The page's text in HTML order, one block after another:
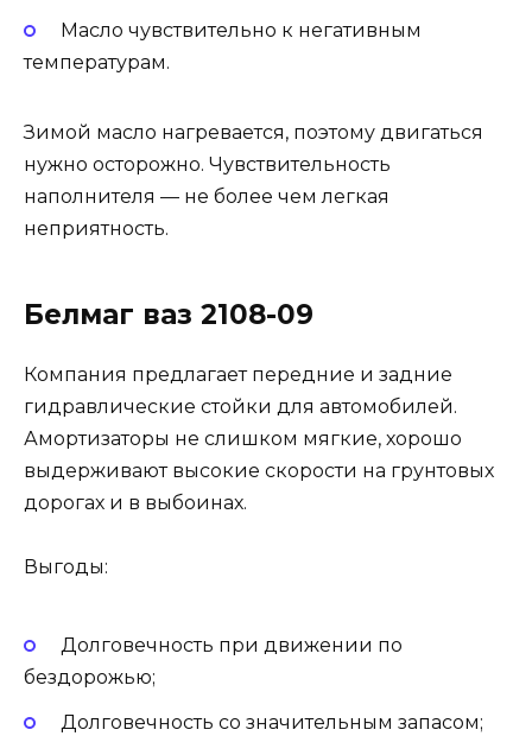
Масло чувствительно к негативным
температурам.
Зимой масло нагревается, поэтому двигаться
нужно осторожно. Чувствительность
наполнителя — не более чем легкая
неприятность.
Белмаг ваз 2108-09
Компания предлагает передние и задние
гидравлические стойки для автомобилей.
Амортизаторы не слишком мягкие, хорошо
выдерживают высокие скорости на грунтовых
дорогах и в выбоинах.
Выгоды:
Долговечность при движении по
бездорожью;
Долговечность со значительным запасом;